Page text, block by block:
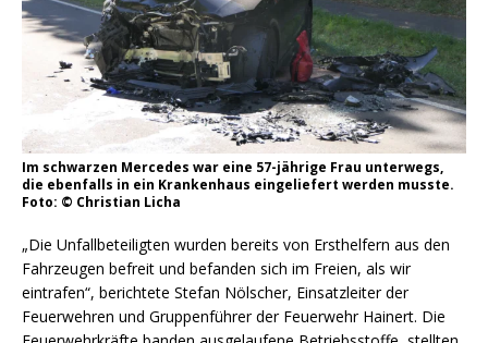
Im schwarzen Mercedes war eine 57-jährige Frau unterwegs,
die ebenfalls in ein Krankenhaus eingeliefert werden musste.
Foto: © Christian Licha
„Die Unfallbeteiligten wurden bereits von Ersthelfern aus den
Fahrzeugen befreit und befanden sich im Freien, als wir
eintrafen“, berichtete Stefan Nölscher, Einsatzleiter der
Feuerwehren und Gruppenführer der Feuerwehr Hainert. Die